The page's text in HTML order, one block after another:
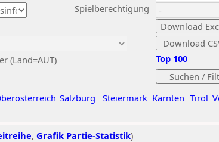
(Land=AUT)
Spielberechtigung
Salzburg Steiermark Kärnten Tirol
Top 100
, Grafik Partie-Statistik)